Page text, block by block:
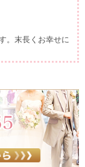
。末長くお幸せに